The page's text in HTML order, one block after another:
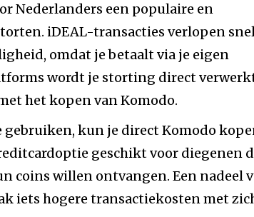
Nederlanders een populaire en
iDEAL-transacties verlopen
omdat je betaalt via je eigen
wordt je storting direct
het kopen van Komodo.
gebruiken, kun je direct Komodo
geschikt voor diegenen
coins willen ontvangen. Een nadeel
iets hogere transactiekosten met